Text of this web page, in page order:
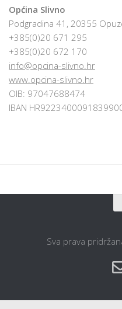
Općina Slivno
Podgradina 41, 20355
+385(0)20 671 295
+385(0)20 672 170
info@opcina-slivno.hr
www.opcina-slivno.hr
OIB: 97047688474
IBAN
Sva prava